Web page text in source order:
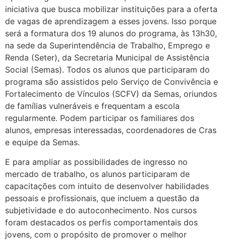
iniciativa que busca mobilizar instituições para a oferta
de vagas de aprendizagem a esses jovens. Isso porque
será a formatura dos 19 alunos do programa, às 13h30,
na sede da Superintendência de Trabalho, Emprego e
Renda (Seter), da Secretaria Municipal de Assistência
Social (Semas). Todos os alunos que participaram do
programa são assistidos pelo Serviço de Convivência e
Fortalecimento de Vínculos (SCFV) da Semas, oriundos
de famílias vulneráveis e frequentam a escola
regularmente. Podem participar os familiares dos
alunos, empresas interessadas, coordenadores de Cras
e equipe da Semas.
E para ampliar as possibilidades de ingresso no
mercado de trabalho, os alunos participaram de
capacitações com intuito de desenvolver habilidades
pessoais e profissionais, que incluem a questão da
subjetividade e do autoconhecimento. Nos cursos
foram destacados os perfis comportamentais dos
jovens, com o propósito de promover o melhor